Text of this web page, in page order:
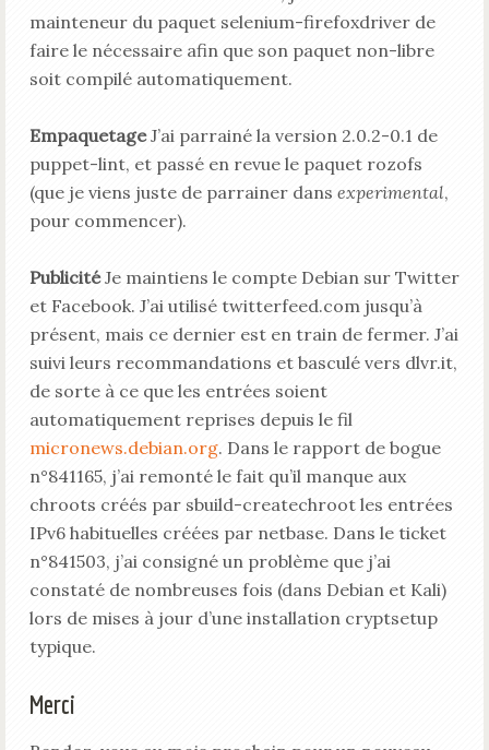
mainteneur du paquet selenium-firefoxdriver de
faire le nécessaire afin que son paquet non-libre
soit compilé automatiquement.
EmpaquetageJ’ai parrainé la version 2.0.2-0.1 de
puppet-lint, et passé en revue le paquet rozofs
(que je viens juste de parrainer dans experimental,
pour commencer).
PublicitéJe maintiens le compte Debian sur Twitter
et Facebook. J’ai utilisé twitterfeed.com jusqu’à
présent, mais ce dernier est en train de fermer. J’ai
suivi leurs recommandations et basculé vers dlvr.it,
de sorte à ce que les entrées soient
automatiquement reprises depuis le fil
micronews.debian.org. Dans le rapport de bogue
n°841165, j’ai remonté le fait qu’il manque aux
chroots créés par sbuild-createchroot les entrées
IPv6 habituelles créées par netbase. Dans le ticket
n°841503, j’ai consigné un problème que j’ai
constaté de nombreuses fois (dans Debian et Kali)
lors de mises à jour d’une installation cryptsetup
typique.
Merci